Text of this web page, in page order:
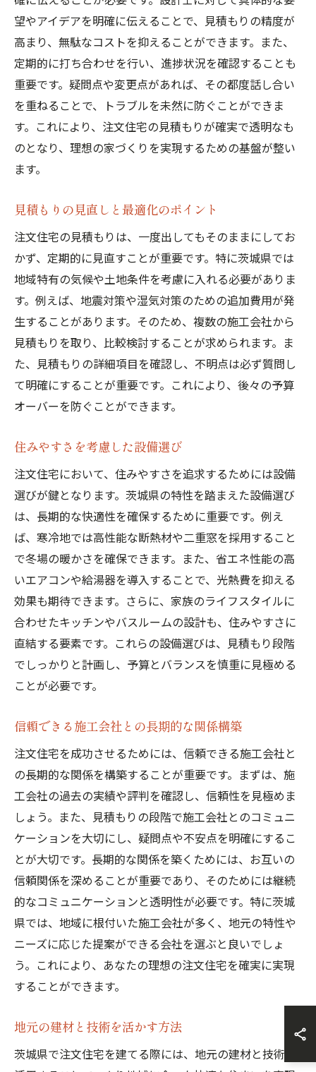
望やアイデアを明確に伝えることで、見積もりの精度が
高まり、無駄なコストを抑えることができます。また、
定期的に打ち合わせを行い、進捗状況を確認することも
重要です。疑問点や変更点があれば、その都度話し合い
を重ねることで、トラブルを未然に防ぐことができま
す。これにより、注文住宅の見積もりが確実で透明なも
のとなり、理想の家づくりを実現するための基盤が整い
ます。
見積もりの見直しと最適化のポイント
注文住宅の見積もりは、一度出してもそのままにしてお
かず、定期的に見直すことが重要です。特に茨城県では
地域特有の気候や土地条件を考慮に入れる必要がありま
す。例えば、地震対策や湿気対策のための追加費用が発
生することがあります。そのため、複数の施工会社から
見積もりを取り、比較検討することが求められます。ま
た、見積もりの詳細項目を確認し、不明点は必ず質問し
て明確にすることが重要です。これにより、後々の予算
オーバーを防ぐことができます。
住みやすさを考慮した設備選び
注文住宅において、住みやすさを追求するためには設備
選びが鍵となります。茨城県の特性を踏まえた設備選び
は、長期的な快適性を確保するために重要です。例え
ば、寒冷地では高性能な断熱材や二重窓を採用すること
で冬場の暖かさを確保できます。また、省エネ性能の高
いエアコンや給湯器を導入することで、光熱費を抑える
効果も期待できます。さらに、家族のライフスタイルに
合わせたキッチンやバスルームの設計も、住みやすさに
直結する要素です。これらの設備選びは、見積もり段階
でしっかりと計画し、予算とバランスを慎重に見極める
ことが必要です。
信頼できる施工会社との長期的な関係構築
注文住宅を成功させるためには、信頼できる施工会社と
の長期的な関係を構築することが重要です。まずは、施
工会社の過去の実績や評判を確認し、信頼性を見極めま
しょう。また、見積もりの段階で施工会社とのコミュニ
ケーションを大切にし、疑問点や不安点を明確にするこ
とが大切です。長期的な関係を築くためには、お互いの
信頼関係を深めることが重要であり、そのためには継続
的なコミュニケーションと透明性が必要です。特に茨城
県では、地域に根付いた施工会社が多く、地元の特性や
ニーズに応じた提案ができる会社を選ぶと良いでしょ
う。これにより、あなたの理想の注文住宅を確実に実現
することができます。
地元の建材と技術を活かす方法
茨城県で注文住宅を建てる際には、地元の建材と技術を